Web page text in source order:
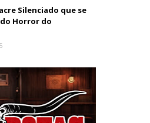
Silenciado que se
Horror do